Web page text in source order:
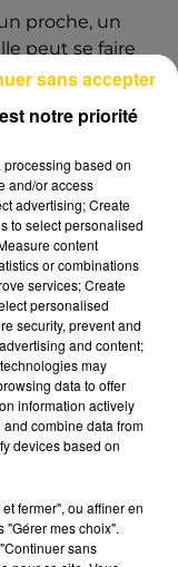
proche, un
peut se faire
65 59 23 50), sur
des
sur le site de la
GESTES
il est crucial
se déshydrate
notre priorité
based on
and/or access
advertising; Create
to select personalised
content
or combinations
services; Create
personalised
security, prevent and
and content;
may
data to offer
information actively
combine data from
devices based on
fermer", ou affiner en
mes choix".
sans
sans accepter